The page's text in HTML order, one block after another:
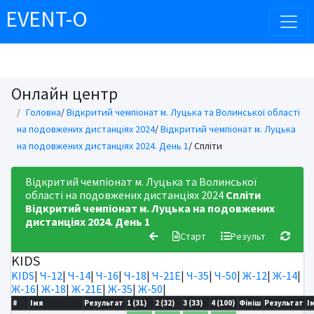
EVENT-O
Онлайн центр
Головна/Відкритий чемпіонат м. Луцька та Волинської області
на подовжених дистанціях 2024/Відкритий чемпіонат м. Луцька
на подовжених дистанціях 2024. День 1/ Спліти
Відкритий чемпіонат м. Луцька та Волинської
області на подовжених дистанціях 2024 Спліти
Відкритий чемпіонат м. Луцька на подовжених
дистанціях 2024. День 1
Старт Результ
KIDS
KIDS| Ч-12| Ч-14| Ч-16| Ч-18| Ч-21Е| Ч-35| Ч-50| Ж-12| Ж-14|
Ж-16| Ж-18| Ж-21Е| Ж-35| Ж-50|
# Імя Результат 1 (31) 2 (32) 3 (33) 4 (100) Фініш Результат